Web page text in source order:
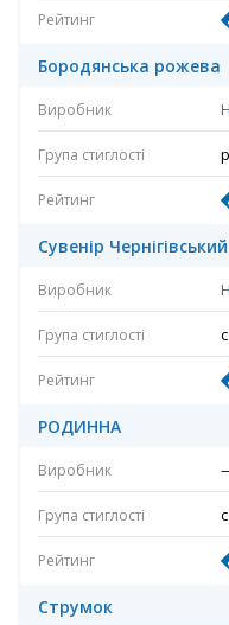
Бородянська рожева
Сувенір Чернігівський
РОДИННА
Струмок